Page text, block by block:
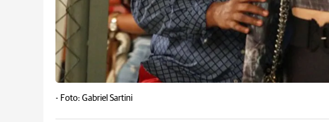
- Foto: Gabriel Sartini